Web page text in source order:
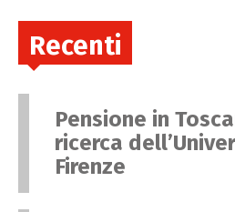
Recenti
Pensione in
ricerca
Firenze